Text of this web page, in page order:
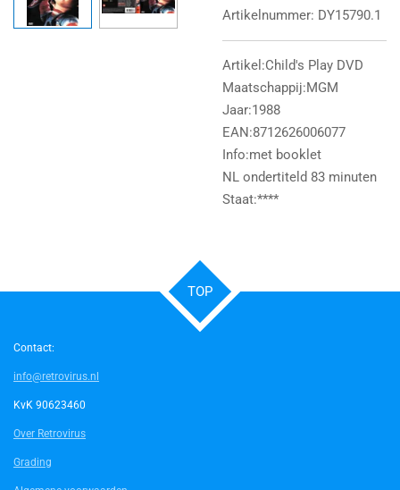
Artikelnummer: DY15790.1
Artikel:Child's Play DVD
Maatschappij:MGM
Jaar:1988
EAN:8712626006077
Info:met booklet
NL ondertiteld 83 minuten
Staat:****
TOP
Contact:
info@retrovirus.nl
KvK 90623460
Over Retrovirus
Grading